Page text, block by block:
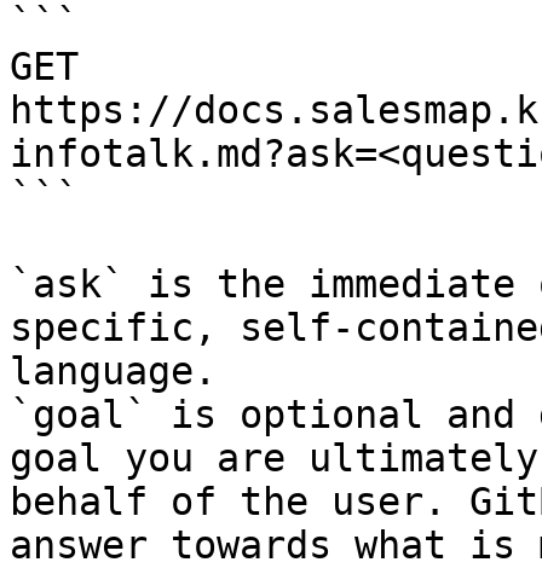
```
GET
https://
```
`ask` is the
specific, self-
language.
`goal` is optional and
goal you are
behalf of the user.
answer towards what